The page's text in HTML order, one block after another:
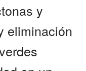
y
eliminación